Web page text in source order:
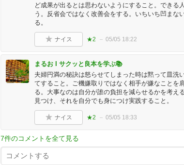
ど成果が出るとは思わないようにすること。できる
う。反省会ではなく改善会をする。いちいち凹まな
る。
ナイス ★2 05/05 18:22
まるお I サクッと良本を学ぶ📚
夫婦円満の秘訣は怒らせてしまった時は黙って皿洗
てすること。ご機嫌取りではなく相手が嫌なことを
る。大事なのは自分が誰の負担を減らせるかを考
見つけ、それを自分でも身につけ実践すること。
ナイス ★2 05/05 18:33
7件のコメントを全て見る